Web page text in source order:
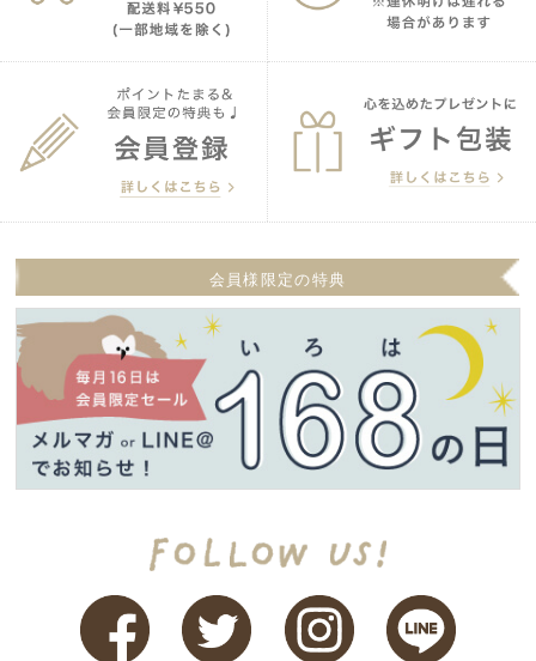
会員様限定の特典